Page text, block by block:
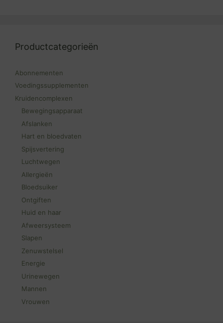
Productcategorieën
Abonnementen
Voedingssupplementen
Kruidencomplexen
Bewegingsapparaat
Afslanken
Hart en bloedvaten
Spijsvertering
Luchtwegen
Allergieën
Bloedsuiker
Ontgiften
Huid en haar
Afweersysteem
Slapen
Zenuwstelsel
Energie
Urinewegen
Mannen
Vrouwen